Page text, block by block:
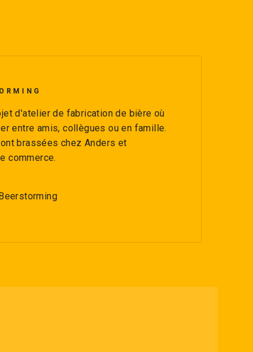
d'atelier de fabrication de bière où
entre amis, collègues ou en famille.
brassées chez Anders et
commerce.